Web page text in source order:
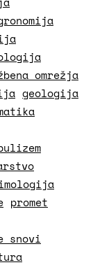
omrežja
geologija
promet
snovi